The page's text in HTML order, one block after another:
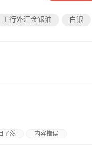
工行外汇金银油 白银
了然 内容错误